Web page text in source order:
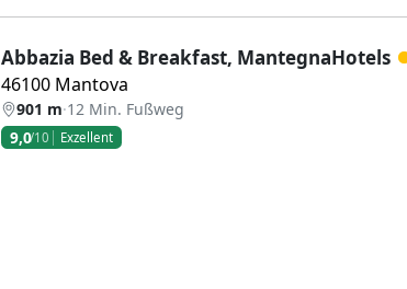
Abbazia Bed & Breakfast, MantegnaHotels
46100 Mantova
901 m·12 Min. Fußweg
9,0/10 Exzellent